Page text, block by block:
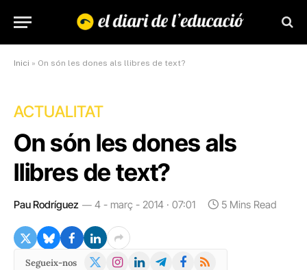
Inici » On són les dones als llibres de text?
ACTUALITAT
On són les dones als
llibres de text?
Pau Rodríguez 4 - març - 2014 · 07:01 5 Mins Read
Segueix-nos
X
Instagram
LinkedInTelegramFacebook
RSS